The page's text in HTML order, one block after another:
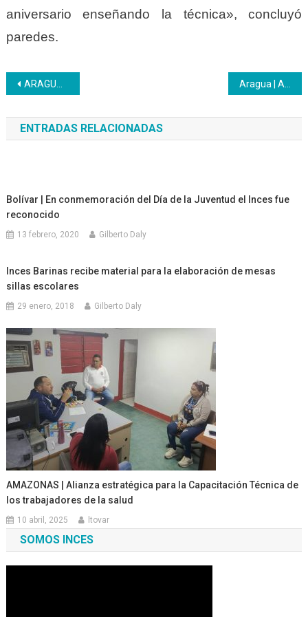
aniversario enseñando la técnica», concluyó
paredes.
Navegación
de
entradas
ARAGUA | CFS Comercial Maracay activo en el mes aniversario con energías renovadas Aragua | Agosto inició colmado de actividades en orgullosos de contar con #64AñosEnseñandoLaTécnica
ENTRADAS RELACIONADAS
Bolívar | En conmemoración del Día de la Juventud el Inces fue
reconocido
13 febrero, 2020 Gilberto Daly
Inces Barinas recibe material para la elaboración de mesas
sillas escolares
29 enero, 2018 Gilberto Daly
AMAZONAS | Alianza estratégica para la Capacitación Técnica de
los trabajadores de la salud
10 abril, 2025 ltovar
SOMOS INCES